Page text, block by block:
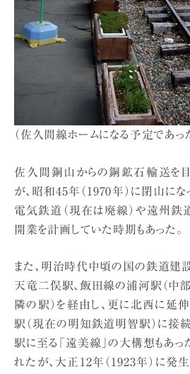
（佐久間線ホームになる予定であっ
佐久間銅山からの銅鉱石輸送を
が、昭和45年（1970年）に閉山に
電気鉄道（現在は廃線）や遠州鉄
開業を計画していた時期もあった。
また、明治時代中頃の国の鉄道建
天竜二俣駅、飯田線の浦河駅（中
隣の駅）を経由し、更に北西に延
駅（現在の明知鉄道明智駅）に接続
駅に至る「遠美線」の大構想もあっ
れたが、大正12年（1923年）に発